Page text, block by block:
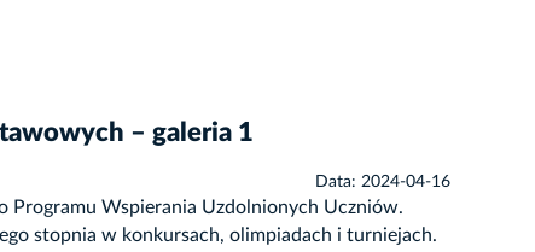
– galeria 1
Data: 2024-04-16
Programu Wspierania Uzdolnionych Uczniów.
stopnia w konkursach, olimpiadach i turniejach.